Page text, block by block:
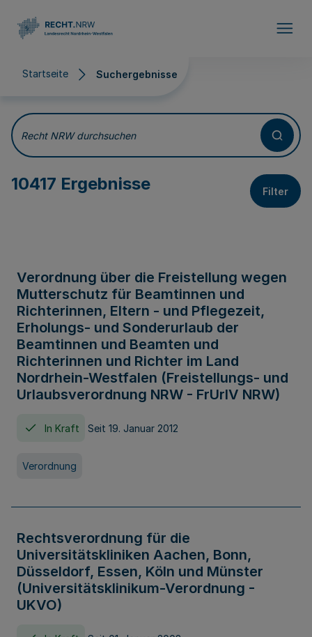
Startseite Suchergebnisse
Suchergebnisse
Recht NRW durchsuchen
10417 Ergebnisse Filter
Verordnung über die Freistellung wegen
Mutterschutz für Beamtinnen und
Richterinnen, Eltern - und Pflegezeit,
Erholungs- und Sonderurlaub der
Beamtinnen und Beamten und
Richterinnen und Richter im Land
Nordrhein-Westfalen (Freistellungs- und
Urlaubsverordnung NRW - FrUrlV NRW)
In Kraft Seit 19. Januar 2012
Verordnung
Rechtsverordnung für die
Universitätskliniken Aachen, Bonn,
Düsseldorf, Essen, Köln und Münster
(Universitätsklinikum-Verordnung -
UKVO)